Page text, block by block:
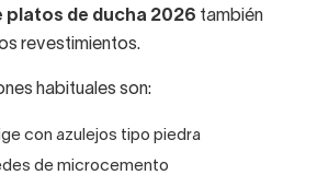
platos de ducha 2026 también
revestimientos.
habituales son:
con azulejos tipo piedra
de microcemento